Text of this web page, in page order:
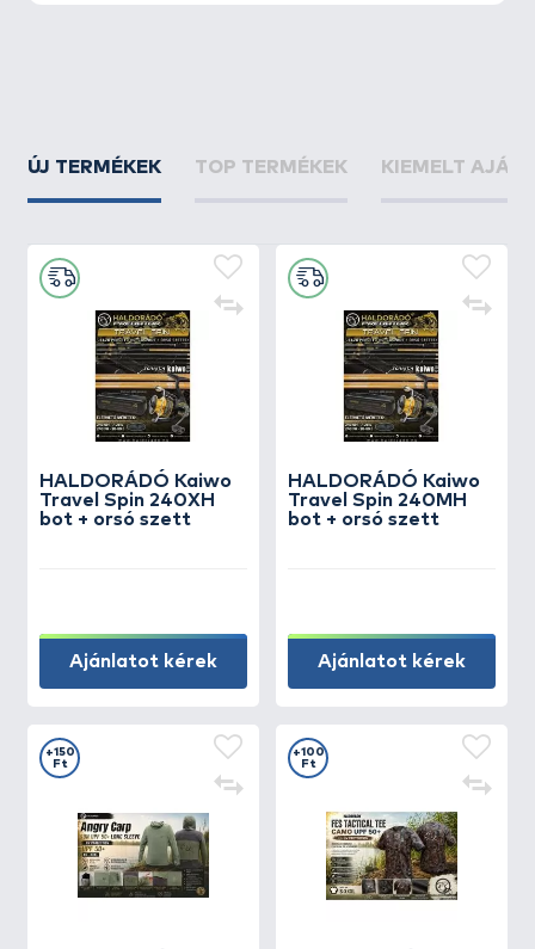
ÚJ TERMÉKEK TOP TERMÉKEK KIEMELT
HALDORÁDÓ Kaiwo
Travel Spin 240XH
bot + orsó szett
Ajánlatot kérek
HALDORÁDÓ Kaiwo
Travel Spin 240MH
bot + orsó szett
Ajánlatot kérek
+150
Ft
+100
Ft